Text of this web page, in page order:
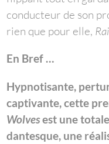
conducteur de son
rien que pour elle,
En Bref …
Hypnotisante,
captivante, cette
Wolvesest une
dantesque, une